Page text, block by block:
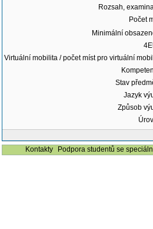
Rozsah,
Počet
Minimální
Virtuální mobilita / počet míst pro virtuální
Stav
Jazyk
Způsob
Kontakty
Podpora studentů se